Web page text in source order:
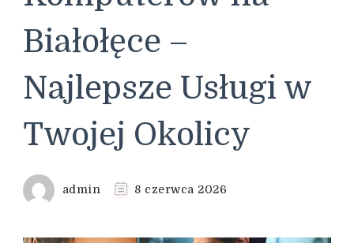
Białołęce –
Najlepsze Usługi w
Twojej Okolicy
admin 8 czerwca 2026